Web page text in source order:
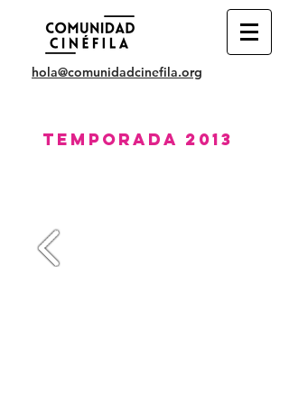
hola@comunidadcinefila.org
Temporada 2013